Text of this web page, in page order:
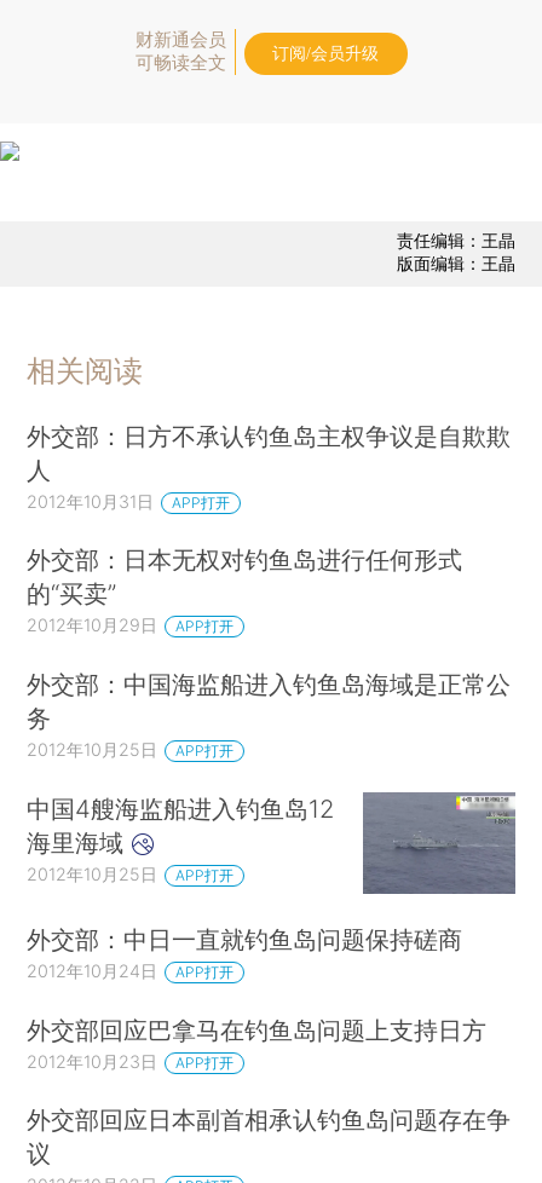
财新通会员
可畅读全文
订阅/会员升级
责任编辑：王晶
版面编辑：王晶
相关阅读
外交部：日方不承认钓鱼岛主权争议是自欺欺
人
2012年10月31日 APP打开
外交部：日本无权对钓鱼岛进行任何形式
的“买卖”
2012年10月29日 APP打开
外交部：中国海监船进入钓鱼岛海域是正常公
务
2012年10月25日 APP打开
中国4艘海监船进入钓鱼岛12
海里海域
2012年10月25日 APP打开
外交部：中日一直就钓鱼岛问题保持磋商
2012年10月24日 APP打开
外交部回应巴拿马在钓鱼岛问题上支持日方
2012年10月23日 APP打开
外交部回应日本副首相承认钓鱼岛问题存在争
议